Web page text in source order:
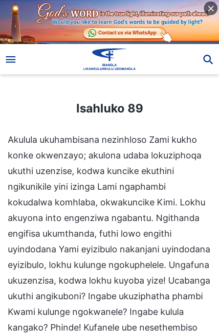
Isahluko 89
Akulula ukuhambisana nezinhloso Zami kukho
konke okwenzayo; akulona udaba lokuziphoqa
ukuthi uzenzise, kodwa kuncike ekuthini
ngikunikile yini izinga Lami ngaphambi
kokudalwa komhlaba, okwakuncike Kimi. Lokhu
akuyona into engenziwa ngabantu. Ngithanda
engifisa ukumthanda, futhi lowo engithi
uyindodana Yami eyizibulo nakanjani uyindodana
eyizibulo, lokhu kulunge ngokuphelele. Ungafuna
ukuzenzisa, kodwa lokhu kuyoba yize! Ucabanga
ukuthi angikuboni? Ingabe ukuziphatha phambi
Kwami kulunge ngokwanele? Ingabe kulula
kangako? Phinde! Kufanele ube nesethembiso